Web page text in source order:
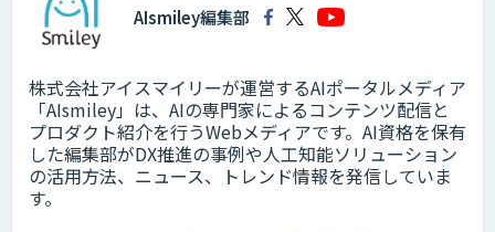
AIsmiley編集部
株式会社アイスマイリーが運営するAIポータルメディア
「AIsmiley」は、AIの専門家によるコンテンツ配信と
プロダクト紹介を行うWebメディアです。AI資格を保有
した編集部がDX推進の事例や人工知能ソリューション
の活用方法、ニュース、トレンド情報を発信していま
す。